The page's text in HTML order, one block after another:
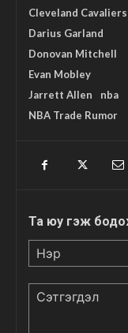
Cleveland Cavaliers
Darius Garland
Donovan Mitchell
Evan Mobley
Jarrett Allen
nba
NBA Trade Rumor
Та юу гэж